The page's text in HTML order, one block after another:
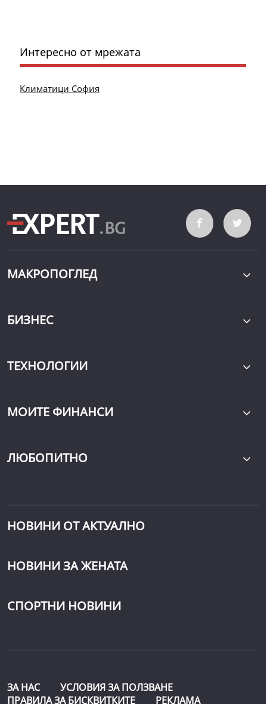
Интересно от мрежата
Климатици София
МАКРОПОГЛЕД
БИЗНЕС
ТЕХНОЛОГИИ
МОИТЕ ФИНАНСИ
ЛЮБОПИТНО
НОВИНИ ОТ АКТУАЛНО
НОВИНИ ЗА ЖЕНАТА
СПОРТНИ НОВИНИ
ЗА НАС
УСЛОВИЯ ЗА ПОЛЗВАНЕ
ПРАВИЛА ЗА БИСКВИТКИТЕ
РЕКЛАМА